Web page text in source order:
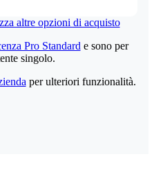
altre opzioni di acquisto
Pro Standard e sono per
singolo.
per ulteriori funzionalità.